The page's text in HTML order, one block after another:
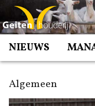
Spring
naar
inhoud
NIEUWS
Algemeen